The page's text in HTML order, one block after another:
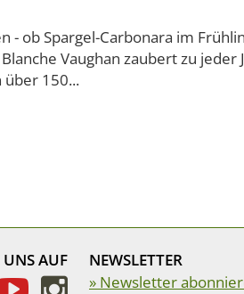
- ob Spargel-Carbonara im
Vaughan zaubert zu jeder
über 150...
UNS AUF
NEWSLETTER
» Newsletter